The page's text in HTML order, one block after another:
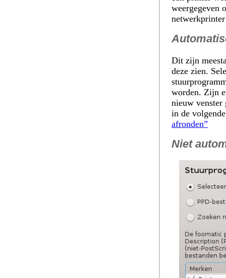
weergegeven
Dit zijn
deze zien.
worden. Zijn
nieuw venster
in de
afronden”
Niet